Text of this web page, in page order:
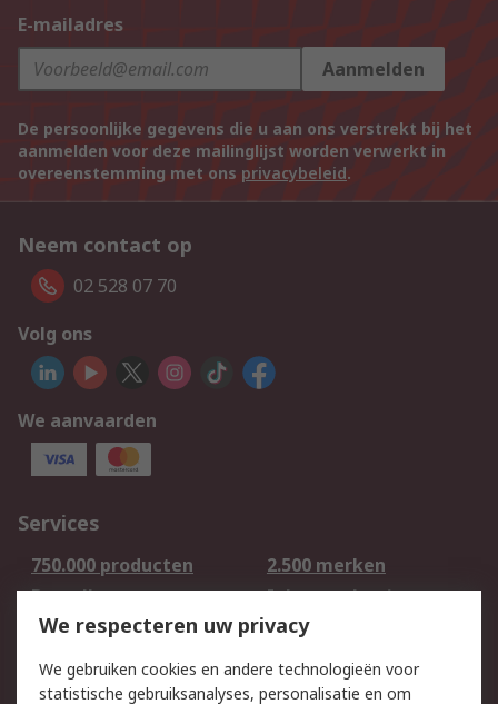
E-mailadres
Aanmelden
De persoonlijke gegevens die u aan ons verstrekt bij het
aanmelden voor deze mailinglijst worden verwerkt in
overeenstemming met ons privacybeleid.
Neem contact op
02 528 07 70
Volg ons
We aanvaarden
Services
750.000 producten
2.500 merken
Bestellen
Inkoopoplossingen
Retouren
Technisch advies
Track & Trace
We respecteren uw privacy
We gebruiken cookies en andere technologieën voor
statistische gebruiksanalyses, personalisatie en om